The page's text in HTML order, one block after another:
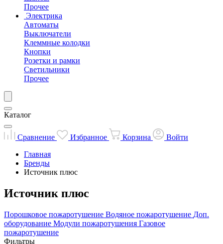
Прочее
Электрика
Автоматы
Выключатели
Клеммные колодки
Кнопки
Розетки и рамки
Светильники
Прочее
Каталог
Сравнение Избранное Корзина
Войти
Главная
Бренды
Источник плюс
Источник плюс
Порошковое пожаротушение Водяное пожаротушение Доп.
оборудование Модули пожаротушения Газовое
пожаротушение
Фильтры